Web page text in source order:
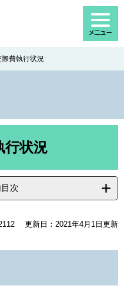
費執行状況
行状況
次
更新日：2021年4月1日更新